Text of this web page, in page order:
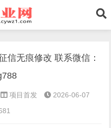
信无痕修改 联系微信：
项目首发
2026-06-07